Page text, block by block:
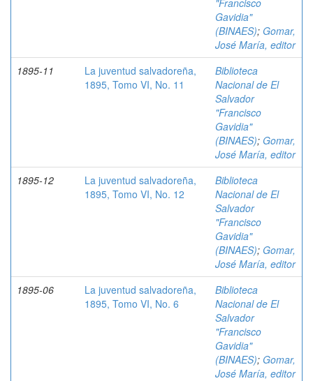
"Francisco
Gavidia"
(BINAES); Gomar,
José María, editor
1895-11
La juventud salvadoreña,
1895, Tomo VI, No. 11
Biblioteca
Nacional de El
Salvador
"Francisco
Gavidia"
(BINAES); Gomar,
José María, editor
1895-12
La juventud salvadoreña,
1895, Tomo VI, No. 12
Biblioteca
Nacional de El
Salvador
"Francisco
Gavidia"
(BINAES); Gomar,
José María, editor
1895-06
La juventud salvadoreña,
1895, Tomo VI, No. 6
Biblioteca
Nacional de El
Salvador
"Francisco
Gavidia"
(BINAES); Gomar,
José María, editor